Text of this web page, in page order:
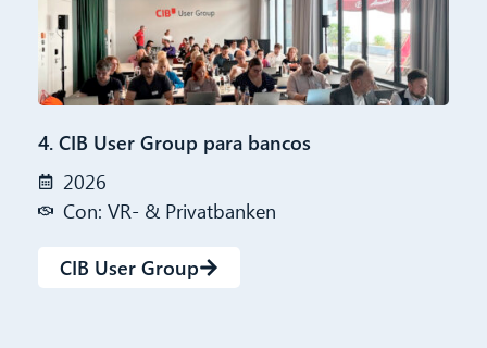
4. CIB User Group para bancos
2026
Con: VR- & Privatbanken
CIB User Group